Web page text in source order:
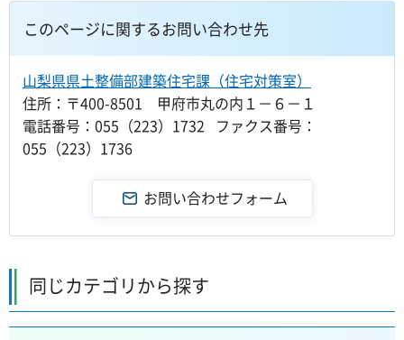
このページに関するお問い合わせ先
山梨県県土整備部建築住宅課（住宅対策室）
住所：〒400-8501 甲府市丸の内１－６－１
電話番号：055（223）1732 ファクス番号：
055（223）1736
同じカテゴリから探す